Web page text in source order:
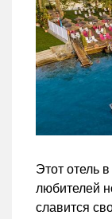
Этот отель
любителей
славится